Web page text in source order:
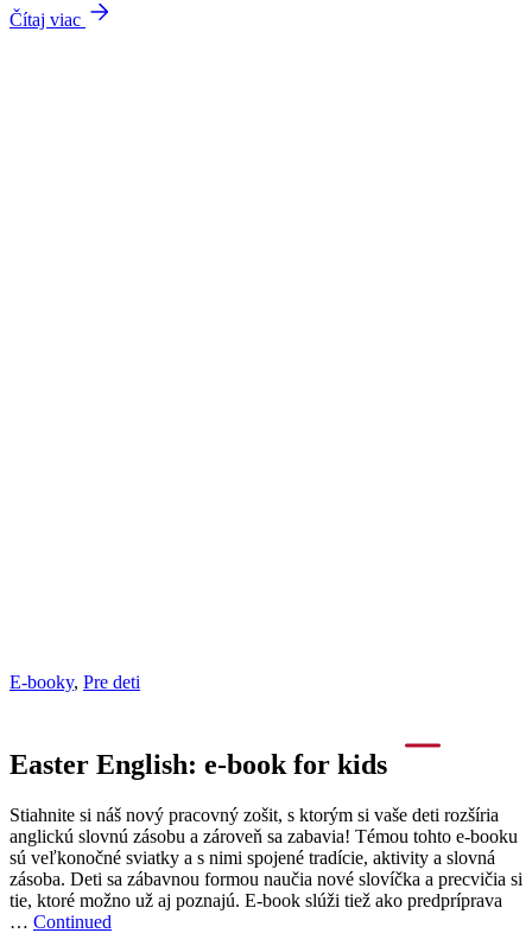
Čítaj viac
E-booky, Pre deti
Easter English: e-book for kids
Stiahnite si náš nový pracovný zošit, s ktorým si vaše deti rozšíria
anglickú slovnú zásobu a zároveň sa zabavia! Témou tohto e-booku
sú veľkonočné sviatky a s nimi spojené tradície, aktivity a slovná
zásoba. Deti sa zábavnou formou naučia nové slovíčka a precvičia si
tie, ktoré možno už aj poznajú. E-book slúži tiež ako predpríprava
… Continued